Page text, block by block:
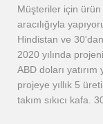
Müşteriler için ürün
aracılığıyla
Hindistan ve
2020 yılında
ABD doları yatırım
projeye yıllık 5
takım sıkıcı kafa.